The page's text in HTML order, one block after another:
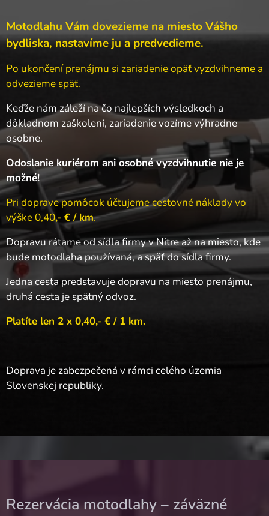
Motodlahu Vám dovezieme na miesto Vášho
bydliska, nastavíme ju a predvedieme.
Po ukončení prenájmu si zariadenie opäť vyzdvihneme a
odvezieme späť.
Keďže nám záleží na čo najlepších výsledkoch a
dôkladnom zaškolení, zariadenie vozíme výhradne
osobne.
Odoslanie kuriérom ani osobné vyzdvihnutie nie je
možné!
Pri doprave pomôcok účtujeme cestovné náklady vo
výške 0,40,- € / km.
Dopravu rátame od sídla firmy v Nitre až na miesto, kde
bude motodlaha používaná, a späť do sídla firmy.
Jedna cesta predstavuje dopravu na miesto prenájmu,
druhá cesta je spätný odvoz.
Platíte len 2 x 0,40,- € / 1 km.
Doprava je zabezpečená v rámci celého územia
Slovenskej republiky.
Rezervácia motodlahy – záväzné